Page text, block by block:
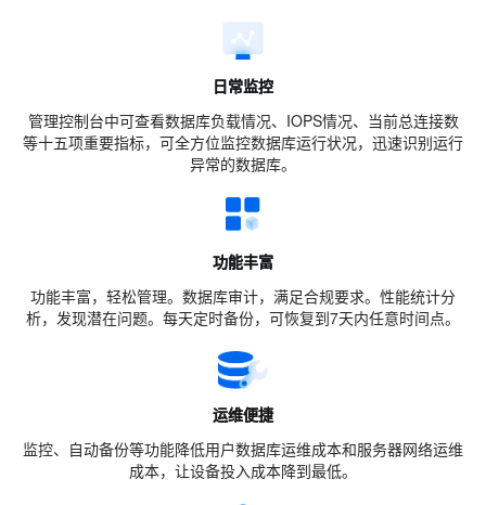
日常监控
管理控制台中可查看数据库负载情况、IOPS情况、当前总连接数
等十五项重要指标，可全方位监控数据库运行状况，迅速识别运行
异常的数据库。
功能丰富
功能丰富，轻松管理。数据库审计，满足合规要求。性能统计分
析，发现潜在问题。每天定时备份，可恢复到7天内任意时间点。
运维便捷
监控、自动备份等功能降低用户数据库运维成本和服务器网络运维
成本，让设备投入成本降到最低。